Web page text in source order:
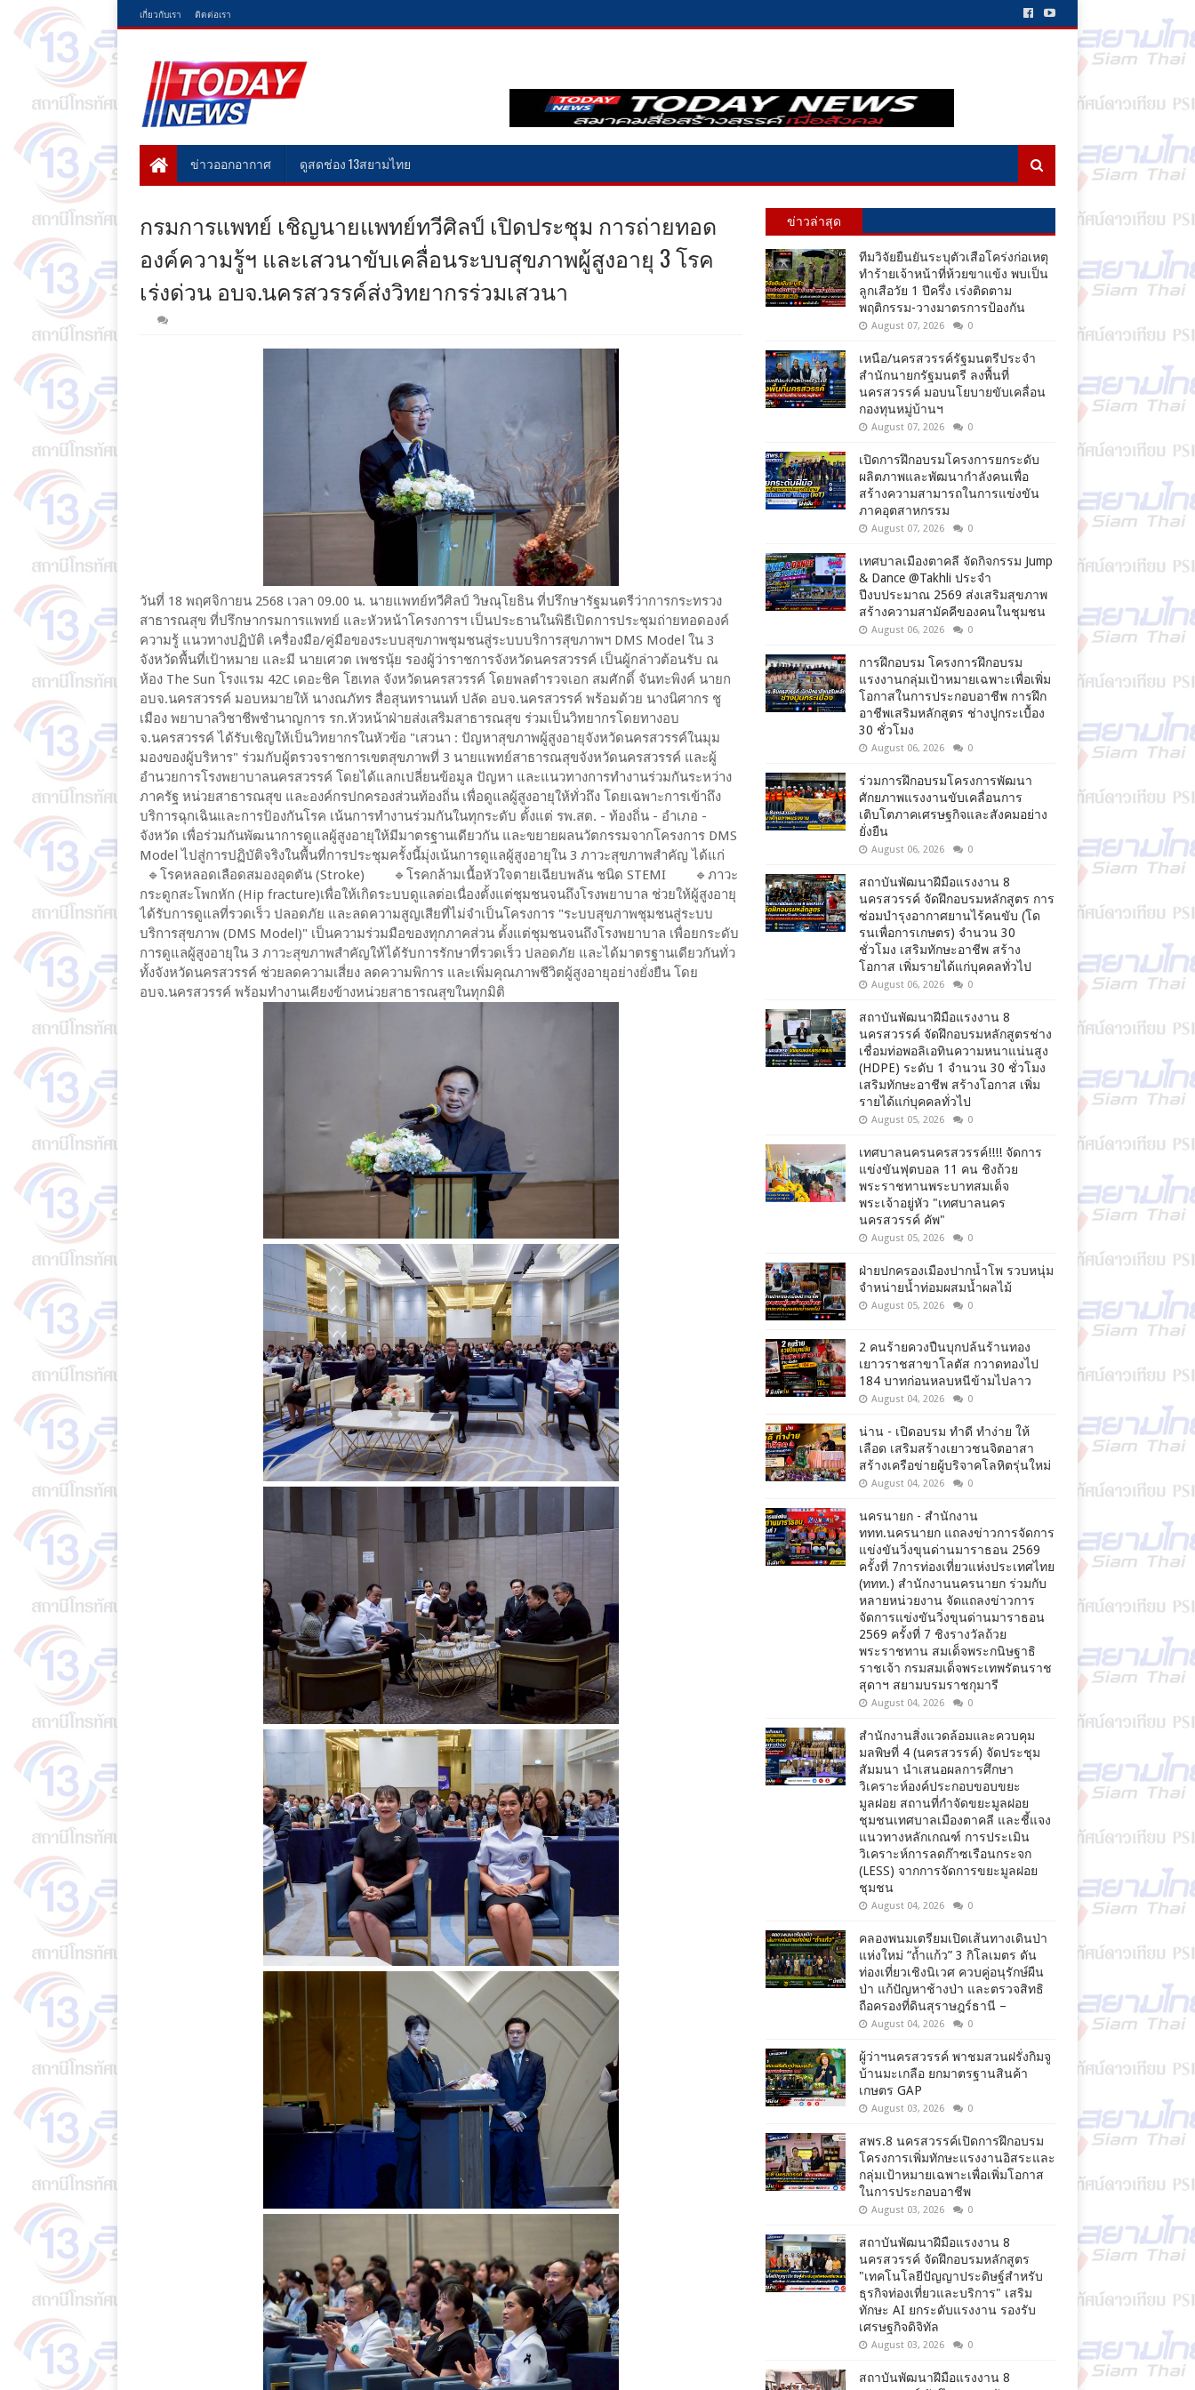
เกี่ยวกับเรา ติดต่อเรา
ข่าวออกอากาศ ดูสดช่อง 13สยามไทย
กรมการแพทย์ เชิญนายแพทย์ทวีศิลป์ เปิดประชุม การถ่ายทอด
องค์ความรู้ฯ และเสวนาขับเคลื่อนระบบสุขภาพผู้สูงอายุ 3 โรค
เร่งด่วน อบจ.นครสวรรค์ส่งวิทยากรร่วมเสวนา
วันที่ 18 พฤศจิกายน 2568 เวลา 09.00 น. นายแพทย์ทวีศิลป์ วิษณุโยธิน ที่ปรึกษารัฐมนตรีว่าการกระทรวง
สาธารณสุข ที่ปรึกษากรมการแพทย์ และหัวหน้าโครงการฯ เป็นประธานในพิธีเปิดการประชุมถ่ายทอดองค์
ความรู้ แนวทางปฏิบัติ เครื่องมือ/คู่มือของระบบสุขภาพชุมชนสู่ระบบบริการสุขภาพฯ DMS Model ใน 3
จังหวัดพื้นที่เป้าหมาย และมี นายเศวต เพชรนุ้ย รองผู้ว่าราชการจังหวัดนครสวรรค์ เป็นผู้กล่าวต้อนรับ ณ
ห้อง The Sun โรงแรม 42C เดอะชิค โฮเทล จังหวัดนครสวรรค์ โดยพลตำรวจเอก สมศักดิ์ จันทะพิงค์ นายก
อบจ.นครสวรรค์ มอบหมายให้ นางณภัทร สื่อสุนทรานนท์ ปลัด อบจ.นครสวรรค์ พร้อมด้วย นางนิศากร ชู
เมือง พยาบาลวิชาชีพชำนาญการ รก.หัวหน้าฝ่ายส่งเสริมสาธารณสุข ร่วมเป็นวิทยากรโดยทางอบ
จ.นครสวรรค์ ได้รับเชิญให้เป็นวิทยากรในหัวข้อ "เสวนา : ปัญหาสุขภาพผู้สูงอายุจังหวัดนครสวรรค์ในมุม
มองของผู้บริหาร" ร่วมกับผู้ตรวจราชการเขตสุขภาพที่ 3 นายแพทย์สาธารณสุขจังหวัดนครสวรรค์ และผู้
อำนวยการโรงพยาบาลนครสวรรค์ โดยได้แลกเปลี่ยนข้อมูล ปัญหา และแนวทางการทำงานร่วมกันระหว่าง
ภาครัฐ หน่วยสาธารณสุข และองค์กรปกครองส่วนท้องถิ่น เพื่อดูแลผู้สูงอายุให้ทั่วถึง โดยเฉพาะการเข้าถึง
บริการฉุกเฉินและการป้องกันโรค เน้นการทำงานร่วมกันในทุกระดับ ตั้งแต่ รพ.สต. - ท้องถิ่น - อำเภอ -
จังหวัด เพื่อร่วมกันพัฒนาการดูแลผู้สูงอายุให้มีมาตรฐานเดียวกัน และขยายผลนวัตกรรมจากโครงการ DMS
Model ไปสู่การปฏิบัติจริงในพื้นที่การประชุมครั้งนี้มุ่งเน้นการดูแลผู้สูงอายุใน 3 ภาวะสุขภาพสำคัญ ได้แก่
🔹️โรคหลอดเลือดสมองอุดตัน (Stroke) 🔹️โรคกล้ามเนื้อหัวใจตายเฉียบพลัน ชนิด STEMI 🔹️ภาวะ
กระดูกสะโพกหัก (Hip fracture)เพื่อให้เกิดระบบดูแลต่อเนื่องตั้งแต่ชุมชนจนถึงโรงพยาบาล ช่วยให้ผู้สูงอายุ
ได้รับการดูแลที่รวดเร็ว ปลอดภัย และลดความสูญเสียที่ไม่จำเป็นโครงการ "ระบบสุขภาพชุมชนสู่ระบบ
บริการสุขภาพ (DMS Model)" เป็นความร่วมมือของทุกภาคส่วน ตั้งแต่ชุมชนจนถึงโรงพยาบาล เพื่อยกระดับ
การดูแลผู้สูงอายุใน 3 ภาวะสุขภาพสำคัญให้ได้รับการรักษาที่รวดเร็ว ปลอดภัย และได้มาตรฐานเดียวกันทั่ว
ทั้งจังหวัดนครสวรรค์ ช่วยลดความเสี่ยง ลดความพิการ และเพิ่มคุณภาพชีวิตผู้สูงอายุอย่างยั่งยืน โดย
อบจ.นครสวรรค์ พร้อมทำงานเคียงข้างหน่วยสาธารณสุขในทุกมิติ
ข่าวล่าสุด
ทีมวิจัยยืนยันระบุตัวเสือโคร่งก่อเหตุ
ทำร้ายเจ้าหน้าที่ห้วยขาแข้ง พบเป็น
ลูกเสือวัย 1 ปีครึ่ง เร่งติดตาม
พฤติกรรม-วางมาตรการป้องกัน
August 07, 2026 0
เหนือ/นครสวรรค์รัฐมนตรีประจำ
สำนักนายกรัฐมนตรี ลงพื้นที่
นครสวรรค์ มอบนโยบายขับเคลื่อน
กองทุนหมู่บ้านฯ
August 07, 2026 0
เปิดการฝึกอบรมโครงการยกระดับ
ผลิตภาพและพัฒนากำลังคนเพื่อ
สร้างความสามารถในการแข่งขัน
ภาคอุตสาหกรรม
August 07, 2026 0
เทศบาลเมืองตาคลี จัดกิจกรรม Jump
& Dance @Takhli ประจำ
ปีงบประมาณ 2569 ส่งเสริมสุขภาพ
สร้างความสามัคคีของคนในชุมชน
August 06, 2026 0
การฝึกอบรม โครงการฝึกอบรม
แรงงานกลุ่มเป้าหมายเฉพาะเพื่อเพิ่ม
โอกาสในการประกอบอาชีพ การฝึก
อาชีพเสริมหลักสูตร ช่างปูกระเบื้อง
30 ชั่วโมง
August 06, 2026 0
ร่วมการฝึกอบรมโครงการพัฒนา
ศักยภาพแรงงานขับเคลื่อนการ
เติบโตภาคเศรษฐกิจและสังคมอย่าง
ยั่งยืน
August 06, 2026 0
สถาบันพัฒนาฝีมือแรงงาน 8
นครสวรรค์ จัดฝึกอบรมหลักสูตร การ
ซ่อมบำรุงอากาศยานไร้คนขับ (โด
รนเพื่อการเกษตร) จำนวน 30
ชั่วโมง เสริมทักษะอาชีพ สร้าง
โอกาส เพิ่มรายได้แก่บุคคลทั่วไป
August 06, 2026 0
สถาบันพัฒนาฝีมือแรงงาน 8
นครสวรรค์ จัดฝึกอบรมหลักสูตรช่าง
เชื่อมท่อพอลิเอทินความหนาแน่นสูง
(HDPE) ระดับ 1 จำนวน 30 ชั่วโมง
เสริมทักษะอาชีพ สร้างโอกาส เพิ่ม
รายได้แก่บุคคลทั่วไป
August 05, 2026 0
เทศบาลนครนครสวรรค์!!!! จัดการ
แข่งขันฟุตบอล 11 คน ชิงถ้วย
พระราชทานพระบาทสมเด็จ
พระเจ้าอยู่หัว "เทศบาลนคร
นครสวรรค์ คัพ"
August 05, 2026 0
ฝ่ายปกครองเมืองปากน้ำโพ รวบหนุ่ม
จำหน่ายน้ำท่อมผสมน้ำผลไม้
August 05, 2026 0
2 คนร้ายควงปืนบุกปล้นร้านทอง
เยาวราชสาขาโลตัส กวาดทองไป
184 บาทก่อนหลบหนีข้ามไปลาว
August 04, 2026 0
น่าน - เปิดอบรม ทำดี ทำง่าย ให้
เลือด เสริมสร้างเยาวชนจิตอาสา
สร้างเครือข่ายผู้บริจาคโลหิตรุ่นใหม่
August 04, 2026 0
นครนายก - สำนักงาน
ททท.นครนายก แถลงข่าวการจัดการ
แข่งขันวิ่งขุนด่านมาราธอน 2569
ครั้งที่ 7การท่องเที่ยวแห่งประเทศไทย
(ททท.) สำนักงานนครนายก ร่วมกับ
หลายหน่วยงาน จัดแถลงข่าวการ
จัดการแข่งขันวิ่งขุนด่านมาราธอน
2569 ครั้งที่ 7 ชิงรางวัลถ้วย
พระราชทาน สมเด็จพระกนิษฐาธิ
ราชเจ้า กรมสมเด็จพระเทพรัตนราช
สุดาฯ สยามบรมราชกุมารี
August 04, 2026 0
สำนักงานสิ่งแวดล้อมและควบคุม
มลพิษที่ 4 (นครสวรรค์) จัดประชุม
สัมมนา นำเสนอผลการศึกษา
วิเคราะห์องค์ประกอบขอบขยะ
มูลฝอย สถานที่กำจัดขยะมูลฝอย
ชุมชนเทศบาลเมืองตาคลี และชี้แจง
แนวทางหลักเกณฑ์ การประเมิน
วิเคราะห์การลดก๊าซเรือนกระจก
(LESS) จากการจัดการขยะมูลฝอย
ชุมชน
August 04, 2026 0
คลองพนมเตรียมเปิดเส้นทางเดินป่า
แห่งใหม่ “ถ้ำแก้ว” 3 กิโลเมตร ดัน
ท่องเที่ยวเชิงนิเวศ ควบคู่อนุรักษ์ผืน
ป่า แก้ปัญหาช้างป่า และตรวจสิทธิ
ถือครองที่ดินสุราษฎร์ธานี –
August 04, 2026 0
ผู้ว่าฯนครสวรรค์ พาชมสวนฝรั่งกิมจู
บ้านมะเกลือ ยกมาตรฐานสินค้า
เกษตร GAP
August 03, 2026 0
สพร.8 นครสวรรค์เปิดการฝึกอบรม
โครงการเพิ่มทักษะแรงงานอิสระและ
กลุ่มเป้าหมายเฉพาะเพื่อเพิ่มโอกาส
ในการประกอบอาชีพ
August 03, 2026 0
สถาบันพัฒนาฝีมือแรงงาน 8
นครสวรรค์ จัดฝึกอบรมหลักสูตร
"เทคโนโลยีปัญญาประดิษฐ์สำหรับ
ธุรกิจท่องเที่ยวและบริการ" เสริม
ทักษะ AI ยกระดับแรงงาน รองรับ
เศรษฐกิจดิจิทัล
August 03, 2026 0
สถาบันพัฒนาฝีมือแรงงาน 8